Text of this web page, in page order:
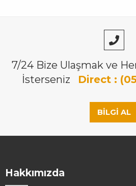
7/24 Bize Ulaşmak ve
İsterseniz
Direct :
BILGI AL
Hakkımızda